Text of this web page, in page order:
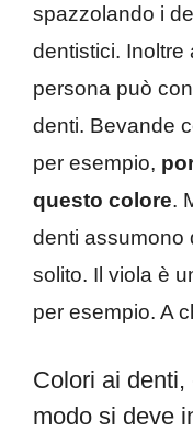
spazzolando i
dentistici. Inoltre
persona può
denti. Bevande
per esempio,
questo colore.
denti assumono
solito. Il viola è
per esempio. A
Colori ai
modo si deve